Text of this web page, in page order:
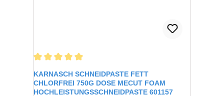
KARNASCH SCHNEIDPASTE FETT
CHLORFREI 750G DOSE MECUT FOAM
HOCHLEISTUNGSSCHNEIDPASTE 601157